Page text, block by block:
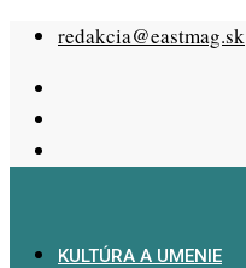
Skip
content
redakcia@eastmag.sk
KULTÚRA A UMENIE